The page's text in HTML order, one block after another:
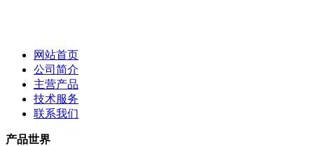
网站首页
公司简介
主营产品
技术服务
联系我们
产品世界